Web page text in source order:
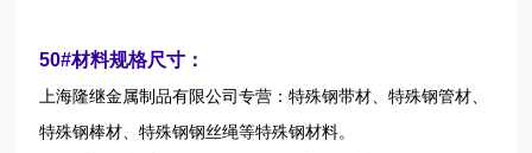
50#材料规格尺寸：
上海隆继金属制品有限公司专营：特殊钢带材、特殊钢管材、
特殊钢棒材、特殊钢钢丝绳等特殊钢材料。